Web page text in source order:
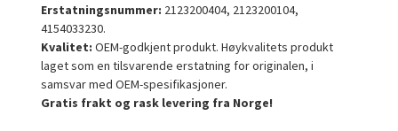
Erstatningsnummer: 2123200404, 2123200104,
4154033230.
Kvalitet: OEM-godkjent produkt. Høykvalitets produkt
laget som en tilsvarende erstatning for originalen, i
samsvar med OEM-spesifikasjoner.
Gratis frakt og rask levering fra Norge!